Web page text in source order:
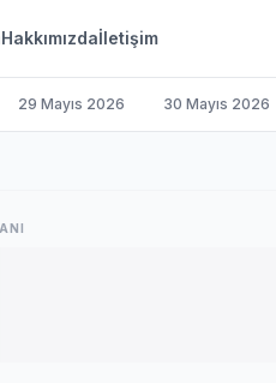
Hakkımızdaİletişim
29 Mayıs 2026 30 Mayıs 2026